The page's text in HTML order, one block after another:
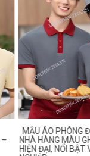
ĐỒNG PHỤC
MÀU GHI PHỐI ĐỎ –
BẬT VÀ CHUYÊN